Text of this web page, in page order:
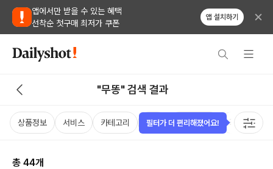
앱에서만 받을 수 있는 혜택
선착순 첫구매 최저가 쿠폰
앱 설치하기
"무똥" 검색 결과
상품정보 서비스 카테고리 가격 비비노점수 국가 용량
총 44개
필터가 더 편리해졌어요!